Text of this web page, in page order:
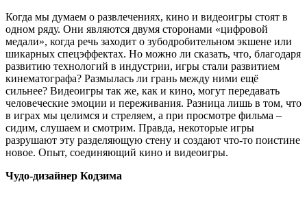
Когда мы думаем о развлечениях, кино и видеоигры стоят в
одном ряду. Они являются двумя сторонами «цифровой
медали», когда речь заходит о зубодробительном экшене или
шикарных спецэффектах. Но можно ли сказать, что, благодаря
развитию технологий в индустрии, игры стали развитием
кинематографа? Размылась ли грань между ними ещё
сильнее? Видеоигры так же, как и кино, могут передавать
человеческие эмоции и переживания. Разница лишь в том, что
в играх мы целимся и стреляем, а при просмотре фильма –
сидим, слушаем и смотрим. Правда, некоторые игры
разрушают эту разделяющую стену и создают что-то поистине
новое. Опыт, соединяющий кино и видеоигры.
Чудо-дизайнер Кодзима